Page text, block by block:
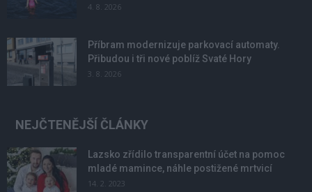
4. 8. 2026
Příbram modernizuje parkovací automaty.
Přibudou i tři nové poblíž Svaté Hory
3. 8. 2026
NEJČTENĚJŠÍ ČLÁNKY
Lazsko zřídilo transparentní účet na pomoc
mladé mamince, náhle postižené mrtvicí
14. 2. 2023